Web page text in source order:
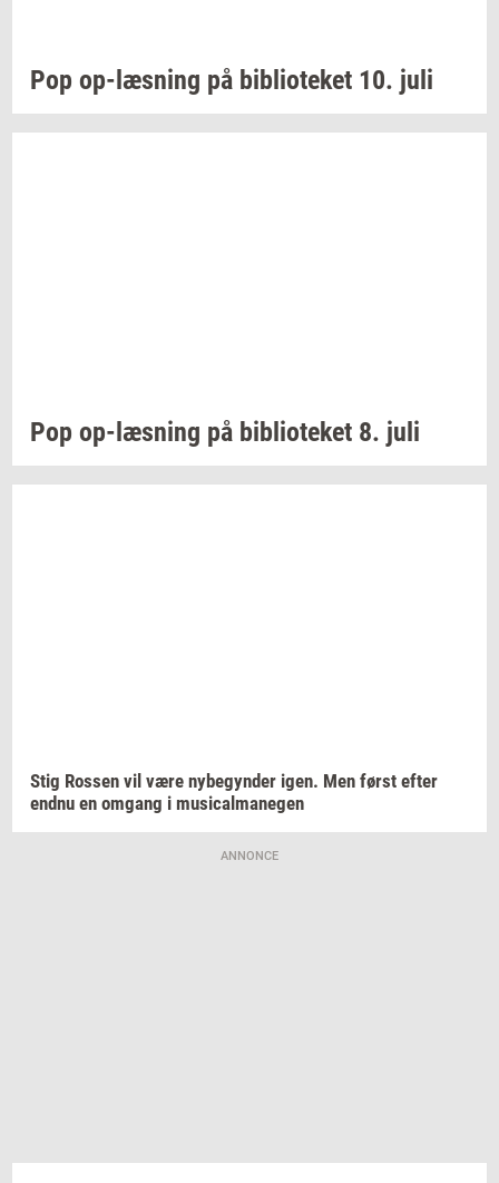
Pop op-​læsning på bi­bli­o­te­ket 10. juli
Pop op-​læsning på bi­bli­o­te­ket 8. juli
Stig Ros­sen vil være ny­be­gyn­der igen. Men først efter
endnu en om­gang i mu­si­cal­ma­ne­gen
ANNONCE